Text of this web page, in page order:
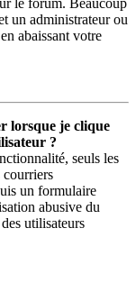
le forum. Beaucoup
un administrateur ou
abaissant votre
lorsque je clique
?
seuls les
courriers
un formulaire
abusive du
utilisateurs